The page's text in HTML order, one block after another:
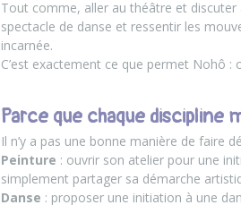
Tout comme, aller au théâtre et
spectacle de danse et ressentir les
incarnée.
C’est exactement ce que permet Nohô :
Parce que chaque discipline
Il n’y a pas une bonne manière de faire
Peinture : ouvrir son atelier pour une
simplement partager sa démarche
Danse : proposer une initiation à une